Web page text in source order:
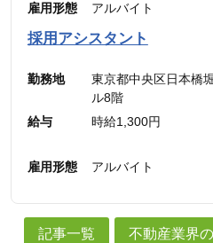
雇用形態
アルバイト
採用アシスタント
勤務地
東京都中央区日本橋
ル8階
給与
時給1,300円
雇用形態 アルバイト
記事一覧 不動産業界